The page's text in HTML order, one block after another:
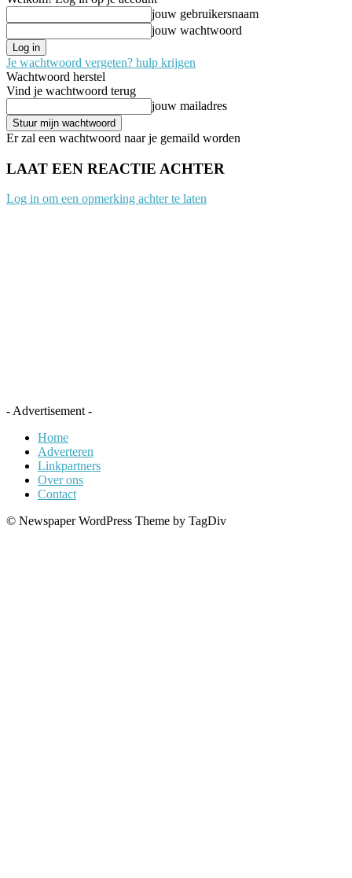
jouw gebruikersnaam
jouw wachtwoord
Je wachtwoord vergeten? hulp krijgen
Wachtwoord herstel
Vind je wachtwoord terug
jouw mailadres
Er zal een wachtwoord naar je gemaild worden
LAAT EEN REACTIE ACHTER
Log in om een opmerking achter te laten
- Advertisement -
Home
Adverteren
Linkpartners
Over ons
Contact
© Newspaper WordPress Theme by TagDiv